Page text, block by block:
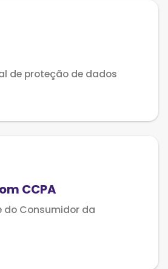
de proteção de dados
CCPA
do Consumidor da